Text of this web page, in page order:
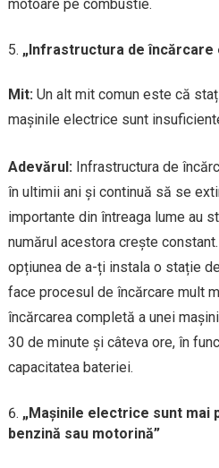
motoare pe combustie.
„Infrastructura de încărcare
Mit:Un alt mit comun este că
mașinile electrice sunt
Adevărul:Infrastructura de
în ultimii ani și continuă să se
importante din întreaga lume au
numărul acestora crește
opțiunea de a-ți instala o stație
face procesul de încărcare mult
încărcarea completă a unei
30 de minute și câteva ore, în
capacitatea bateriei.
„Mașinile electrice sunt mai
benzină sau motorină”